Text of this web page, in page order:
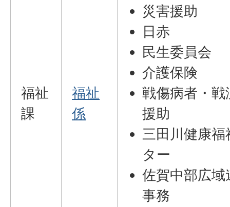
福祉
課
福祉
係
災害援助
日赤
民生委員会
介護保険
戦傷病者・戦
援助
三田川健康
ター
佐賀中部広域
事務